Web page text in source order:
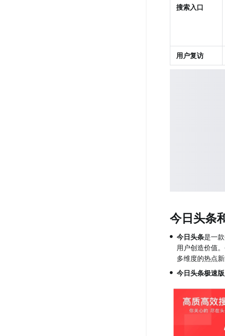
搜索入口
用户复访
今日头条
• 今日头条是一
用户创造价值
多维度的热点新
• 今日头条极速版